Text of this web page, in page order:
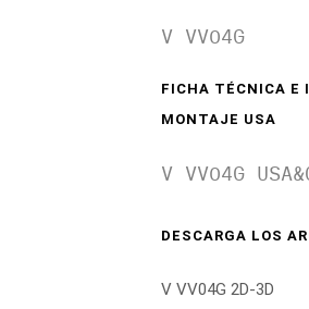
V VV04G
FICHA TÉCNICA E
MONTAJE USA
V VV04G
DESCARGA LOS
V VV04G 2D-3D